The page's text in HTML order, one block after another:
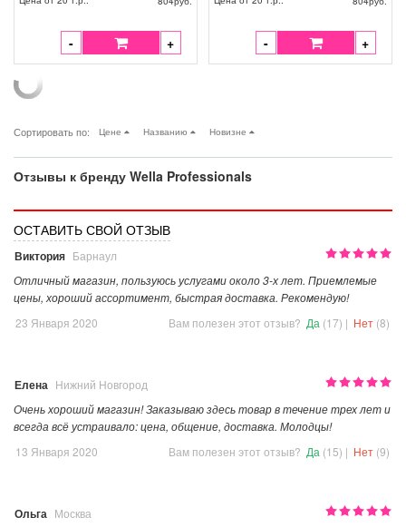
- + - +
Сортировать по: Цене Названию Новизне
Отзывы к бренду Wella Professionals
ОСТАВИТЬ СВОЙ ОТЗЫВ
Виктория Барнаул
Отличный магазин, пользуюсь услугами около 3-х лет. Приемлемые
цены, хороший ассортимент, быстрая доставка. Рекомендую!
Вам полезен этот отзыв? Да (17) | Нет (8)
23 Января 2020
Елена Нижний Новгород
Очень хороший магазин! Заказываю здесь товар в течение трех лет и
всегда всё устраивало: цена, общение, доставка. Молодцы!
Вам полезен этот отзыв? Да (15) | Нет (9)
13 Января 2020
Ольга Москва